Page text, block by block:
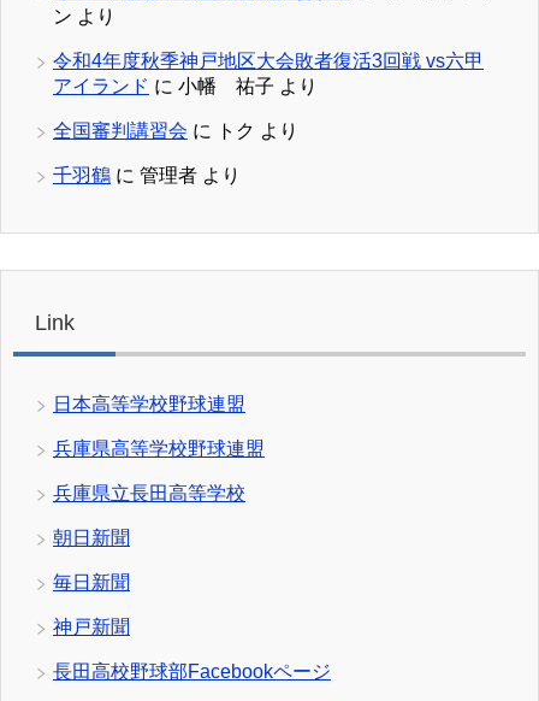
ン より
令和4年度秋季神戸地区大会敗者復活3回戦 vs六甲
アイランド に 小幡 祐子 より
全国審判講習会 に トク より
千羽鶴 に 管理者 より
Link
日本高等学校野球連盟
兵庫県高等学校野球連盟
兵庫県立長田高等学校
朝日新聞
毎日新聞
神戸新聞
長田高校野球部Facebookページ